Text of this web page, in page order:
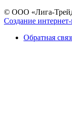
© ООО «Лига-
Создание интернет-
Обратная